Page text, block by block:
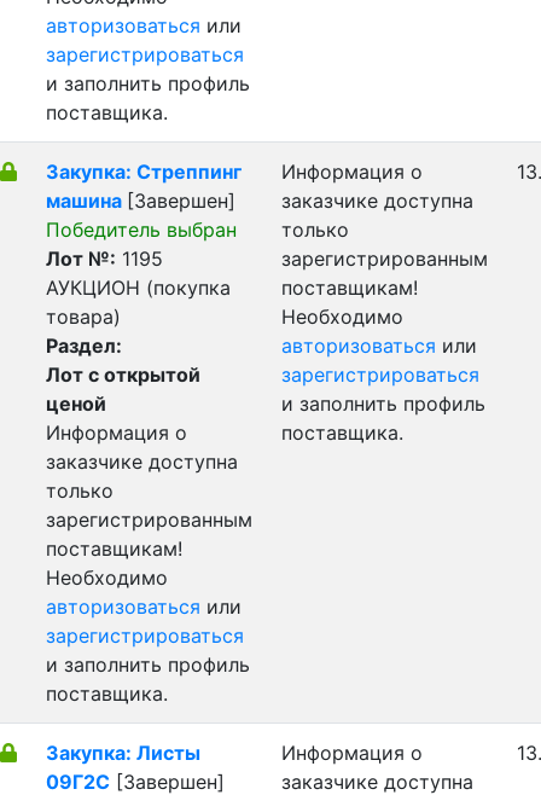
авторизоваться или
зарегистрироваться
и заполнить профиль
поставщика.
Закупка: Стреппинг
машина [Завершен]
Победитель выбран
Лот №: 1195
АУКЦИОН (покупка
товара)
Раздел:
Лот с открытой
ценой
Информация о
заказчике доступна
только
зарегистрированным
поставщикам!
Необходимо
авторизоваться или
зарегистрироваться
и заполнить профиль
поставщика.
Информация о
заказчике доступна
только
зарегистрированным
поставщикам!
Необходимо
авторизоваться или
зарегистрироваться
и заполнить профиль
поставщика.
Закупка: Листы
09Г2С [Завершен]
Информация о
заказчике доступна